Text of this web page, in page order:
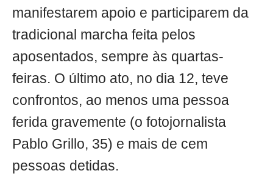
manifestarem apoio e participarem da
tradicional marcha feita pelos
aposentados, sempre às quartas-
feiras. O último ato, no dia 12, teve
confrontos, ao menos uma pessoa
ferida gravemente (o fotojornalista
Pablo Grillo, 35) e mais de cem
pessoas detidas.